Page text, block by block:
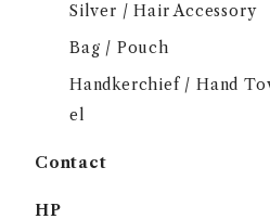
Silver / Hair Accessory
Bag / Pouch
Handkerchief / Hand
el
Contact
HP